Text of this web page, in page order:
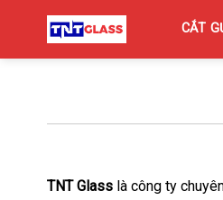
content
CẮT
TNT Glass là công ty